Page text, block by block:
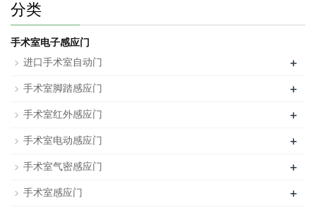
分类
手术室电子感应门
进口手术室自动门
+
手术室脚踏感应门 +
手术室红外感应门 +
手术室电动感应门 +
手术室气密感应门 +
手术室感应门 +